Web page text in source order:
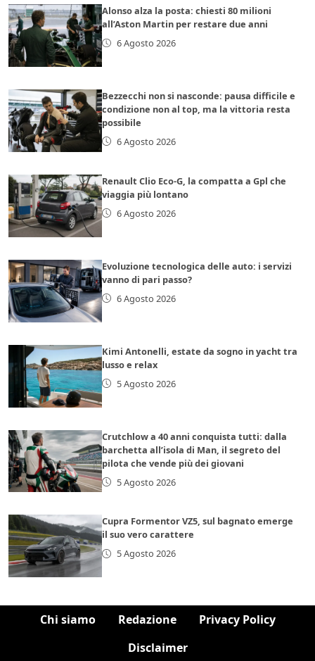
Alonso alza la posta: chiesti 80 milioni
all’Aston Martin per restare due anni
6 Agosto 2026
Bezzecchi non si nasconde: pausa difficile e
condizione non al top, ma la vittoria resta
possibile
6 Agosto 2026
Renault Clio Eco-G, la compatta a Gpl che
viaggia più lontano
6 Agosto 2026
Evoluzione tecnologica delle auto: i servizi
vanno di pari passo?
6 Agosto 2026
Kimi Antonelli, estate da sogno in yacht tra
lusso e relax
5 Agosto 2026
Crutchlow a 40 anni conquista tutti: dalla
barchetta all’isola di Man, il segreto del
pilota che vende più dei giovani
5 Agosto 2026
Cupra Formentor VZ5, sul bagnato emerge
il suo vero carattere
5 Agosto 2026
Chi siamo Redazione
Privacy Policy
Disclaimer